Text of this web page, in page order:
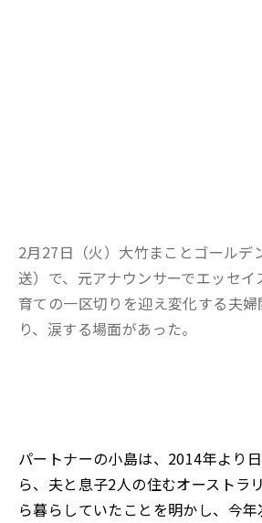
2月27日（火）大竹まことゴールデ
送）で、元アナウンサーでエッセ
育ての一区切りを迎え変化する夫
り、涙する場面があった。
パートナーの小島は、2014年より
ら、夫と息子2人の住むオーストラ
ら暮らしていたことを明かし、今